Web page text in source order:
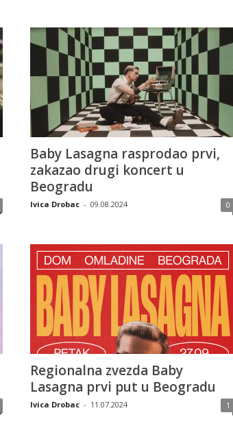
Baby Lasagna rasprodao prvi,
zakazao drugi koncert u
Beogradu
Ivica Drobac - 09.08.2024 0
Regionalna zvezda Baby
Lasagna prvi put u Beogradu
Ivica Drobac - 11.07.2024 1